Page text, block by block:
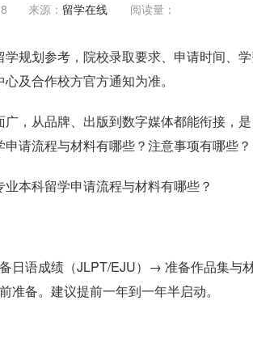
来源： 留学在线 阅读量：
学规划参考，院校录取要求、申请时间、
及合作校方官方通知为准。
广，从品牌、出版到数字媒体都能衔接，
请流程与材料有哪些？注意事项有哪些？
业本科留学申请流程与材料有哪些？
日语成绩（JLPT/EJU）→ 准备作品集
准备。建议提前一年到一年半启动。